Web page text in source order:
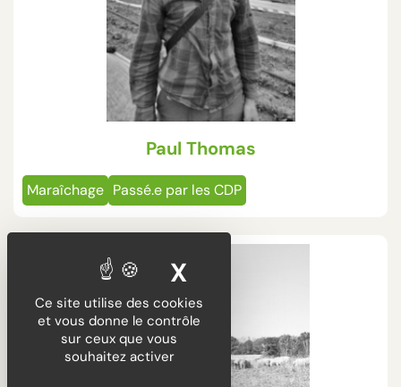
Ce site utilise des cookies
et vous donne le contrôle
sur ceux que vous
souhaitez activer
X
Paul Thomas
Maraîchage Passé.e par les CDP